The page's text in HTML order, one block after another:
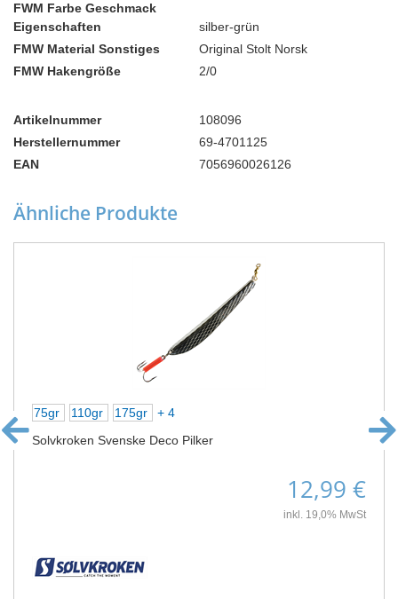
FWM Farbe Geschmack
Eigenschaften
silber-grün
FMW Material Sonstiges
Original Stolt Norsk
FMW Hakengröße
2/0
Artikelnummer
108096
Herstellernummer
69-4701125
EAN
7056960026126
Ähnliche Produkte
75gr 110gr 175gr
+ 4
Solvkroken Svenske Deco Pilker
12,99 €
inkl. 19,0% MwSt